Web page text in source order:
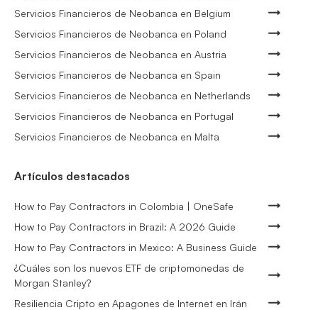
Servicios Financieros de Neobanca en Belgium
Servicios Financieros de Neobanca en Poland
Servicios Financieros de Neobanca en Austria
Servicios Financieros de Neobanca en Spain
Servicios Financieros de Neobanca en Netherlands
Servicios Financieros de Neobanca en Portugal
Servicios Financieros de Neobanca en Malta
Artículos destacados
How to Pay Contractors in Colombia | OneSafe
How to Pay Contractors in Brazil: A 2026 Guide
How to Pay Contractors in Mexico: A Business Guide
¿Cuáles son los nuevos ETF de criptomonedas de
Morgan Stanley?
Resiliencia Cripto en Apagones de Internet en Irán